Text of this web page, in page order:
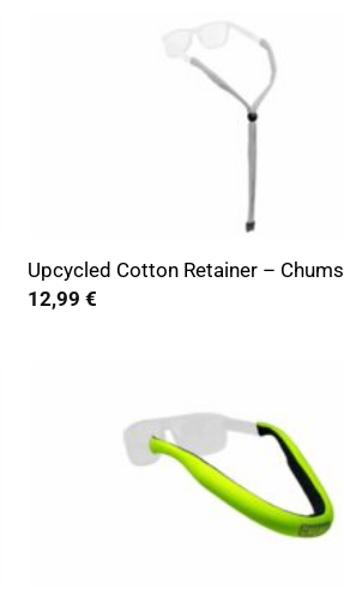
Upcycled Cotton Retainer – Chums
12,99 €